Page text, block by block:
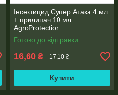
Інсектицид Супер Атака 4 мл
+ прилипач 10 мл
AgroProtection
Готово до відправки
16,60 ₴ 17,10 ₴
Купити